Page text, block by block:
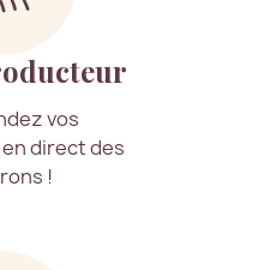
vos
direct des
!